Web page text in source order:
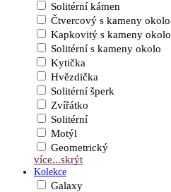
Solitérní kámen
Čtvercový s kameny okolo
Kapkovitý s kameny okolo
Solitérní s kameny okolo
Kytička
Hvězdička
Solitérní šperk
Zvířátko
Solitérní
Motýl
Geometrický
více...skrýt
Kolekce
Galaxy